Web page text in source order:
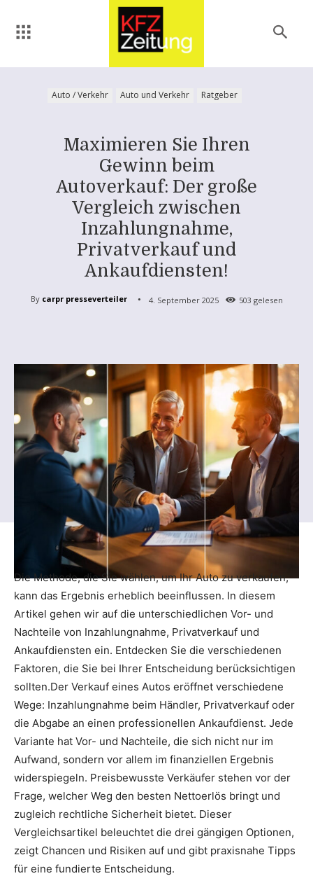
Auto / Verkehr Auto und Verkehr Ratgeber
Maximieren Sie Ihren
Gewinn beim
Autoverkauf: Der große
Vergleich zwischen
Inzahlungnahme,
Privatverkauf und
Ankaufdiensten!
By carpr presseverteiler 4. September 2025 503 gelesen
Die Methode, die Sie wählen, um Ihr Auto zu verkaufen,
kann das Ergebnis erheblich beeinflussen. In diesem
Artikel gehen wir auf die unterschiedlichen Vor- und
Nachteile von Inzahlungnahme, Privatverkauf und
Ankaufdiensten ein. Entdecken Sie die verschiedenen
Faktoren, die Sie bei Ihrer Entscheidung berücksichtigen
sollten.Der Verkauf eines Autos eröffnet verschiedene
Wege: Inzahlungnahme beim Händler, Privatverkauf oder
die Abgabe an einen professionellen Ankaufdienst. Jede
Variante hat Vor- und Nachteile, die sich nicht nur im
Aufwand, sondern vor allem im finanziellen Ergebnis
widerspiegeln. Preisbewusste Verkäufer stehen vor der
Frage, welcher Weg den besten Nettoerlös bringt und
zugleich rechtliche Sicherheit bietet. Dieser
Vergleichsartikel beleuchtet die drei gängigen Optionen,
zeigt Chancen und Risiken auf und gibt praxisnahe Tipps
für eine fundierte Entscheidung.